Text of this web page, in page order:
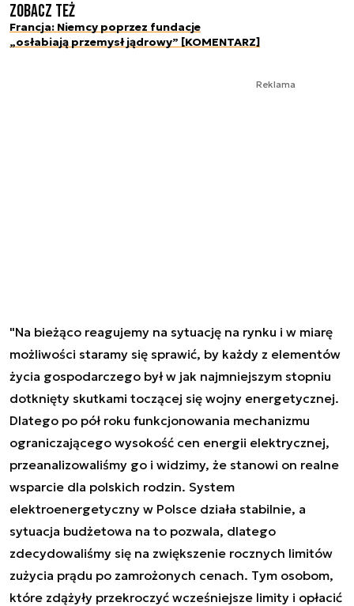
Zobacz też
Francja: Niemcy poprzez fundacje
„osłabiają przemysł jądrowy” [KOMENTARZ]
Reklama
"Na bieżąco reagujemy na sytuację na rynku i w miarę
możliwości staramy się sprawić, by każdy z elementów
życia gospodarczego był w jak najmniejszym stopniu
dotknięty skutkami toczącej się wojny energetycznej.
Dlatego po pół roku funkcjonowania mechanizmu
ograniczającego wysokość cen energii elektrycznej,
przeanalizowaliśmy go i widzimy, że stanowi on realne
wsparcie dla polskich rodzin. System
elektroenergetyczny w Polsce działa stabilnie, a
sytuacja budżetowa na to pozwala, dlatego
zdecydowaliśmy się na zwiększenie rocznych limitów
zużycia prądu po zamrożonych cenach. Tym osobom,
które zdążyły przekroczyć wcześniejsze limity i opłacić